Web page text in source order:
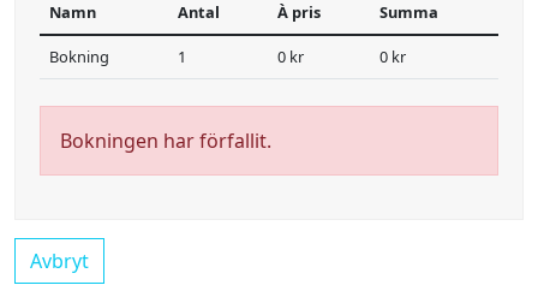
Namn Antal À pris Summa
Bokning 1 0 kr 0 kr
Bokningen har förfallit.
Avbryt